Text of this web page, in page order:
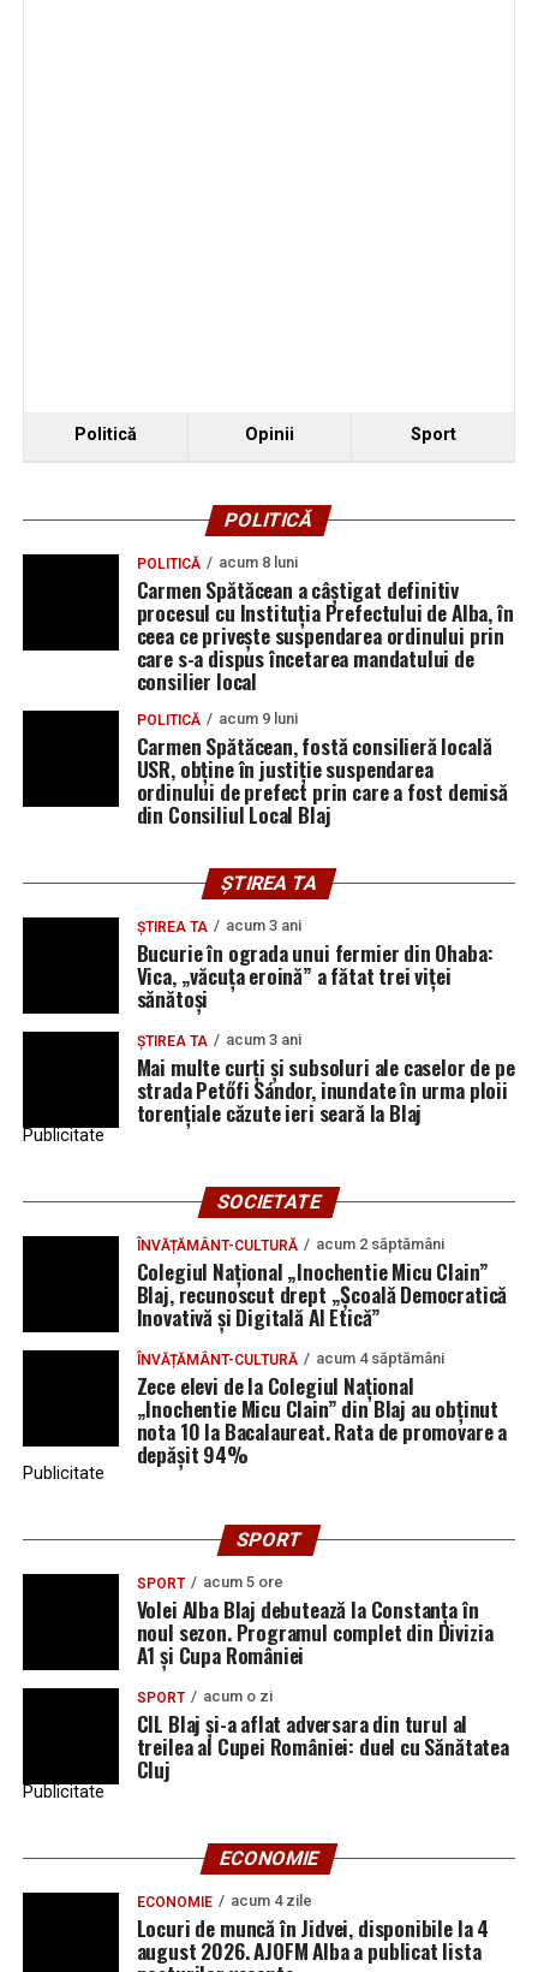
Politică Opinii Sport
POLITICĂ
POLITICĂ acum 8 luni
Carmen Spătăcean a câștigat definitiv
procesul cu Instituția Prefectului de Alba, în
ceea ce privește suspendarea ordinului prin
care s-a dispus încetarea mandatului de
consilier local
POLITICĂ acum 9 luni
Carmen Spătăcean, fostă consilieră locală
USR, obține în justiție suspendarea
ordinului de prefect prin care a fost demisă
din Consiliul Local Blaj
ȘTIREA TA
ȘTIREA TA acum 3 ani
Bucurie în ograda unui fermier din Ohaba:
Vica, „văcuța eroină” a fătat trei viței
sănătoși
ȘTIREA TA acum 3 ani
Mai multe curți și subsoluri ale caselor de pe
strada Petőfi Sándor, inundate în urma ploii
torențiale căzute ieri seară la Blaj
Publicitate
SOCIETATE
ÎNVĂȚĂMÂNT-CULTURĂ acum 2 săptămâni
Colegiul Național „Inochentie Micu Clain”
Blaj, recunoscut drept „Școală Democratică
Inovativă și Digitală AI Etică”
ÎNVĂȚĂMÂNT-CULTURĂ acum 4 săptămâni
Zece elevi de la Colegiul Național
„Inochentie Micu Clain” din Blaj au obținut
nota 10 la Bacalaureat. Rata de promovare a
depășit 94%
Publicitate
SPORT
SPORT acum 5 ore
Volei Alba Blaj debutează la Constanța în
noul sezon. Programul complet din Divizia
A1 și Cupa României
SPORT acum o zi
CIL Blaj și-a aflat adversara din turul al
treilea al Cupei României: duel cu Sănătatea
Cluj
Publicitate
ECONOMIE
ECONOMIE acum 4 zile
Locuri de muncă în Jidvei, disponibile la 4
august 2026. AJOFM Alba a publicat lista